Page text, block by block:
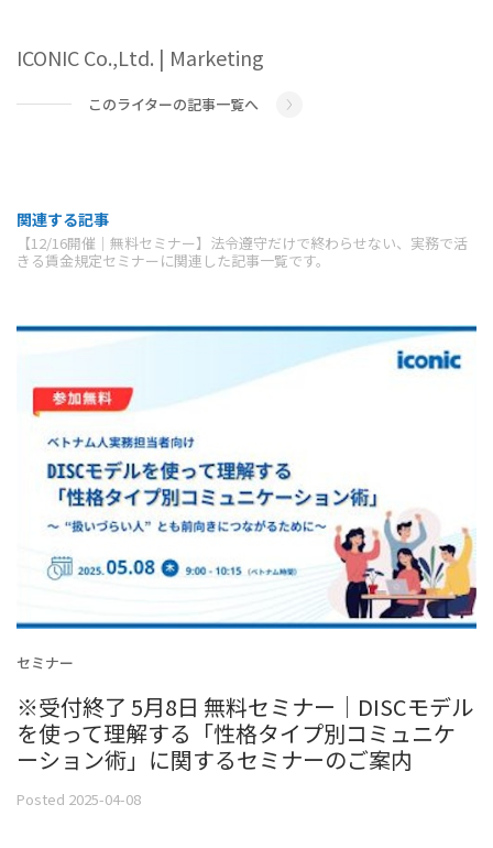
ICONIC Co.,Ltd. | Marketing
このライターの記事一覧へ
関連する記事
【12/16開催｜無料セミナー】法令遵守だけで終わらせない、実務で活
きる賃金規定セミナーに関連した記事一覧です。
セミナー
※受付終了 5月8日 無料セミナー｜DISCモデル
を使って理解する「性格タイプ別コミュニケ
ーション術」に関するセミナーのご案内
Posted 2025-04-08